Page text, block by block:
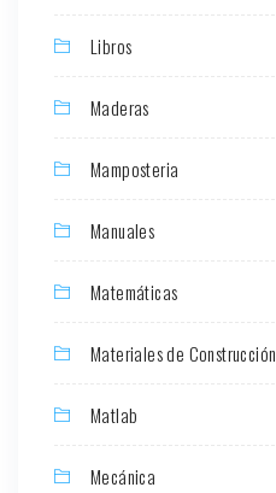
Libros
Maderas
Mamposteria
Manuales
Matemáticas
Materiales de Construcción
Matlab
Mecánica